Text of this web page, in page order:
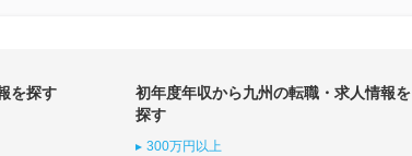
を探す
初年度年収から九州の転職・求人情報を
探す
300万円以上